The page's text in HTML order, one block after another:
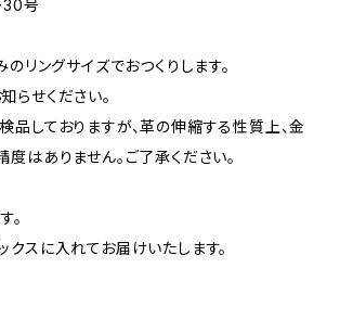
30号
リングサイズでおつくりします。
らせください。
品しておりますが、革の伸縮する性質上、金
はありません。ご了承ください。
。
クスに入れてお届けいたします。